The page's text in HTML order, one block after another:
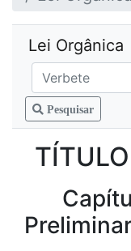
Lei Orgânica
Pesquisar